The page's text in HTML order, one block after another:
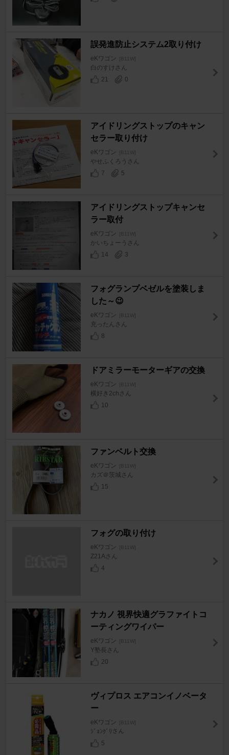
誤発進防止システム2取り付け
eKワゴン [B11W]
白のすけさん
21
0
アイドリングストップのキャン
セラー取り付け
eKワゴン [B11W]
やせふくろうさん
7
5
アイドリングストップキャンセ
ラー取付
eKワゴン [B11W]
かいちょーうさん
14
3
フォグランプベゼルを塗装しま
した～😉
eKワゴン [B11W]
充ったんさん
8
ドアミラーモーターギアの交換
eKワゴン [B11W]
横好き2chさん
10
ファンベルト交換
eKワゴン [B11W]
カズ＠茨城さん
15
フォグの取り付け
eKワゴン [B11W]
Z21Aさん
4
ナカノ 視界快適グラファイトコ
ーティングワイパー
eKワゴン [B11W]
Y塾長さん
20
ヴィプロス エアコンイノベータ
ー
eKワゴン [B11W]
ｼﾞｮﾝｸﾞﾘさん
5